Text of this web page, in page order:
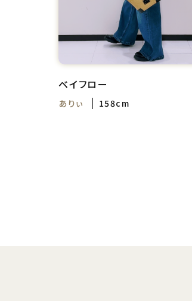
ベイフロー
ありぃ 158cm